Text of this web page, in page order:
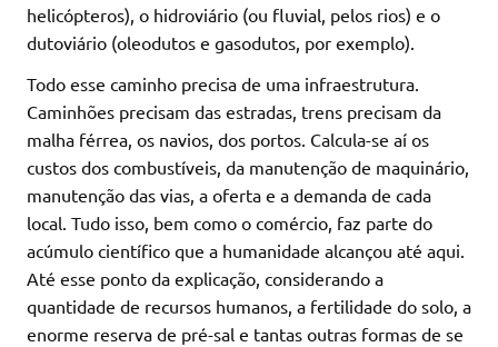
helicópteros), o hidroviário (ou fluvial, pelos rios) e o
dutoviário (oleodutos e gasodutos, por exemplo).
Todo esse caminho precisa de uma infraestrutura.
Caminhões precisam das estradas, trens precisam da
malha férrea, os navios, dos portos. Calcula-se aí os
custos dos combustíveis, da manutenção de maquinário,
manutenção das vias, a oferta e a demanda de cada
local. Tudo isso, bem como o comércio, faz parte do
acúmulo científico que a humanidade alcançou até aqui.
Até esse ponto da explicação, considerando a
quantidade de recursos humanos, a fertilidade do solo, a
enorme reserva de pré-sal e tantas outras formas de se